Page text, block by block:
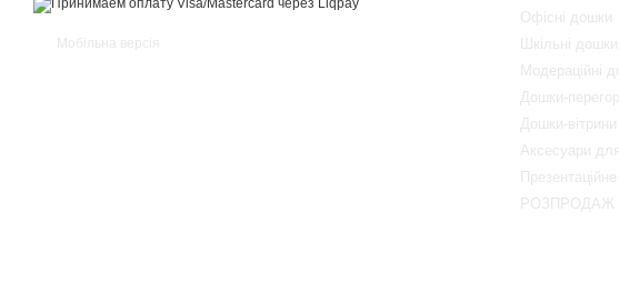
Мобільна версія
Офісні дошки
Шкільні дошки
Модераційні
Дошки-
Дошки-вітрини
Аксесуари
РОЗПРОДАЖ